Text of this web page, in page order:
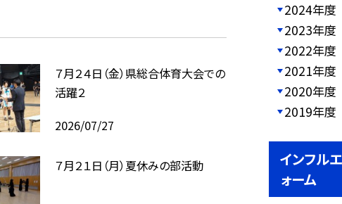
７月２４日（金）県総合体育大会での
活躍２
2026/07/27
７月２１日（月）夏休みの部活動
2024年度
2023年度
2022年度
2021年度
2020年度
2019年度
インフル
ォーム